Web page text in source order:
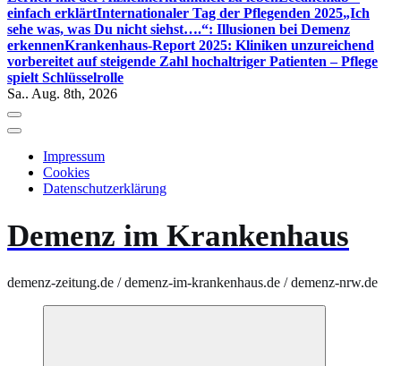
einfach erklärtInternationaler Tag der Pflegenden 2025„Ich
sehe was, was Du nicht siehst….“: Illusionen bei Demenz
erkennenKrankenhaus-Report 2025: Kliniken unzureichend
vorbereitet auf steigende Zahl hochaltriger Patienten – Pflege
spielt Schlüsselrolle
Sa.. Aug. 8th, 2026
Impressum
Cookies
Datenschutzerklärung
Demenz im Krankenhaus
demenz-zeitung.de / demenz-im-krankenhaus.de / demenz-nrw.de